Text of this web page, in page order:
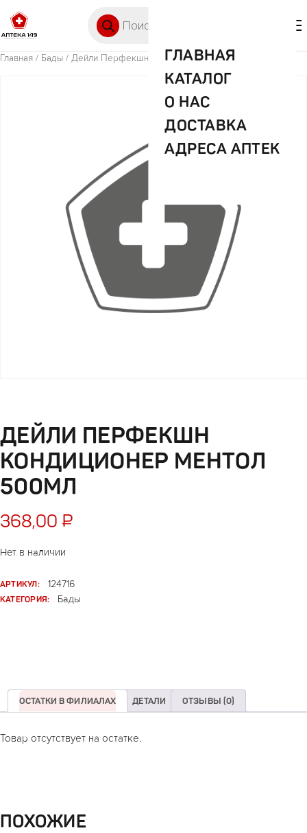
ГЛАВНАЯ
КАТАЛОГ
О НАС
ДОСТАВКА
АДРЕСА АПТЕК
Главная / Бады / Дейли Перфекшн Кондиционер ментол 500мл
ДЕЙЛИ ПЕРФЕКШН
КОНДИЦИОНЕР МЕНТОЛ
500МЛ
368,00 ₽
Нет в наличии
АРТИКУЛ:
124716
КАТЕГОРИЯ:
Бады
ОСТАТКИ В ФИЛИАЛАХ ДЕТАЛИ ОТЗЫВЫ (0)
Товар отсутствует на остатке.
ПОХОЖИЕ